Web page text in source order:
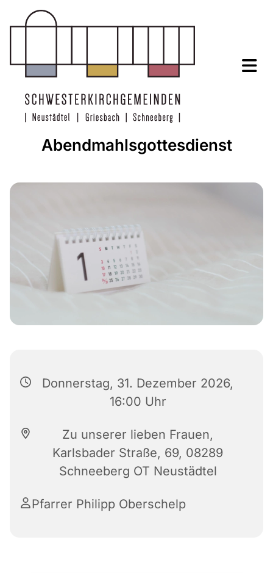
Abendmahlsgottesdienst
Donnerstag, 31. Dezember 2026,
16:00 Uhr
Zu unserer lieben Frauen,
Karlsbader Straße, 69, 08289
Schneeberg OT Neustädtel
Pfarrer Philipp Oberschelp